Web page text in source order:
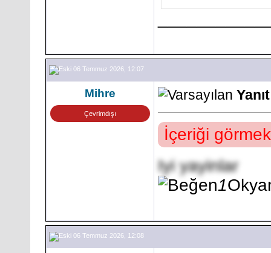
06 Temmuz 2026, 12:07
Mihre
Çevrimdışı
İçeriği
Iyi yayinlar
1
06 Temmuz 2026, 12:08